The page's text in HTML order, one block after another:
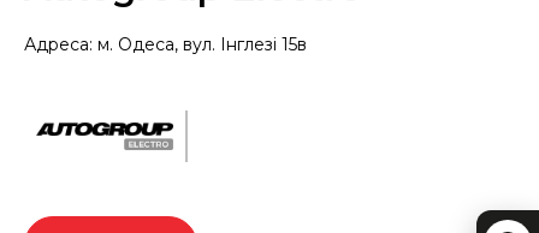
Адреса: м. Одеса, вул. Інглезі 15в